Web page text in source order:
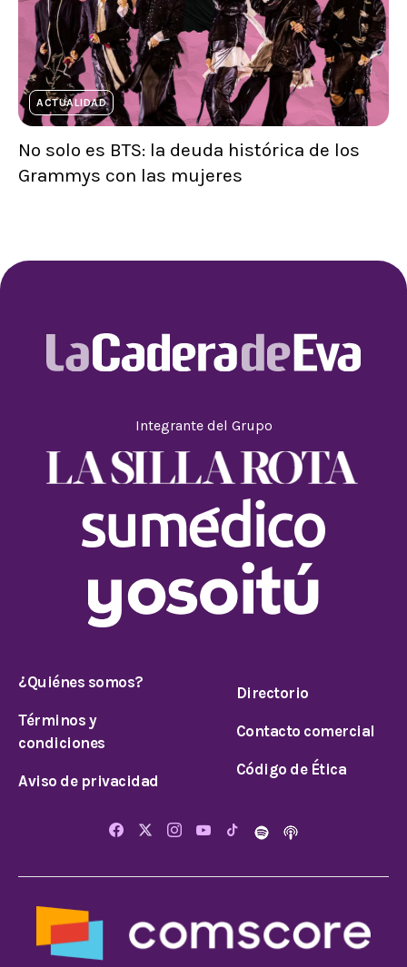
ACTUALIDAD
No solo es BTS: la deuda histórica de los
Grammys con las mujeres
Integrante del Grupo
¿Quiénes somos?
Términos y
condiciones
Aviso de privacidad
Directorio
Contacto comercial
Código de Ética